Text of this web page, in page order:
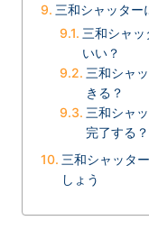
三和シャッター
三和シャ
いい？
三和シャ
きる？
三和シャ
完了する？
三和シャッタ
しょう